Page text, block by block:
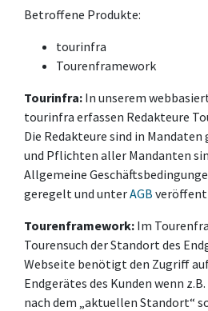
Betroffene Produkte:
tourinfra
Tourenframework
Tourinfra: In unserem
tourinfra erfassen Redakteure
Die Redakteure sind in
und Pflichten aller Mandanten
Allgemeine
geregelt und unterAGB
Tourenframework: Im
Tourensuch der Standort des
Webseite benötigt den Zugriff
Endgerätes des Kunden wenn
nach dem „aktuellen Standort“